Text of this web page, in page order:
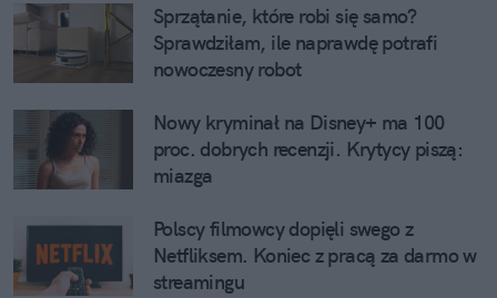
Sprzątanie, które robi się samo?
Sprawdziłam, ile naprawdę potrafi
nowoczesny robot
Nowy kryminał na Disney+ ma 100
proc. dobrych recenzji. Krytycy piszą:
miazga
Polscy filmowcy dopięli swego z
Netfliksem. Koniec z pracą za darmo w
streamingu